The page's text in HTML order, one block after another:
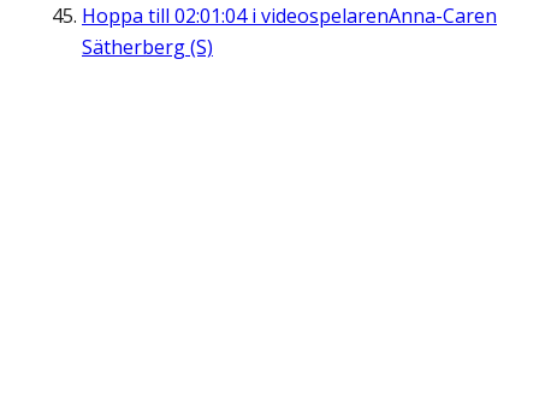
Hoppa till 02:01:04i videospelarenAnna-Caren
Sätherberg (S)